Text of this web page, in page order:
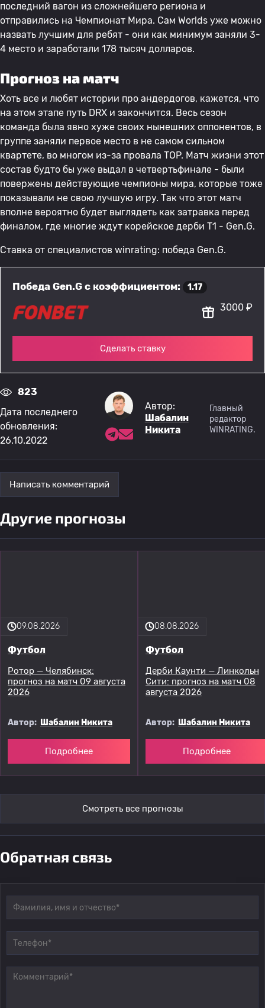
последний вагон из сложнейшего региона и
отправились на Чемпионат Мира. Сам Worlds уже можно
назвать лучшим для ребят - они как минимум заняли 3-
4 место и заработали 178 тысяч долларов.
Прогноз на матч
Хоть все и любят истории про андердогов, кажется, что
на этом этапе путь DRX и закончится. Весь сезон
команда была явно хуже своих нынешних оппонентов, в
группе заняли первое место в не самом сильном
квартете, во многом из-за провала TOP. Матч жизни этот
состав будто бы уже выдал в четвертьфинале - были
повержены действующие чемпионы мира, которые тоже
показывали не свою лучшую игру. Так что этот матч
вполне вероятно будет выглядеть как затравка перед
финалом, где многие ждут корейское дерби T1 - Gen.G.
Ставка от специалистов winrating: победа Gen.G.
Победа Gen.G с коэффициентом: 1.17
3000 ₽
Сделать ставку
823
Дата последнего
обновления:
26.10.2022
Автор:
Шабалин
Никита
Главный
редактор
WINRATING.
Написать комментарий
Другие прогнозы
09.08.2026
Футбол
Ротор — Челябинск:
прогноз на матч 09 августа
2026
Автор: Шабалин Никита
Подробнее
08.08.2026
Футбол
Дерби Каунти — Линкольн
Сити: прогноз на матч 08
августа 2026
Автор: Шабалин Никита
Подробнее
Смотреть все прогнозы
Обратная связь